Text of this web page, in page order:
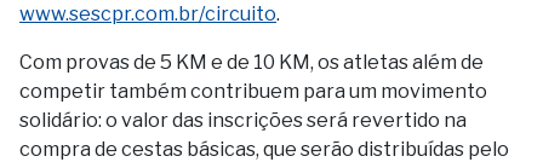
www.sescpr.com.br/circuito.
Com provas de 5 KM e de 10 KM, os atletas além de
competir também contribuem para um movimento
solidário: o valor das inscrições será revertido na
compra de cestas básicas, que serão distribuídas pelo